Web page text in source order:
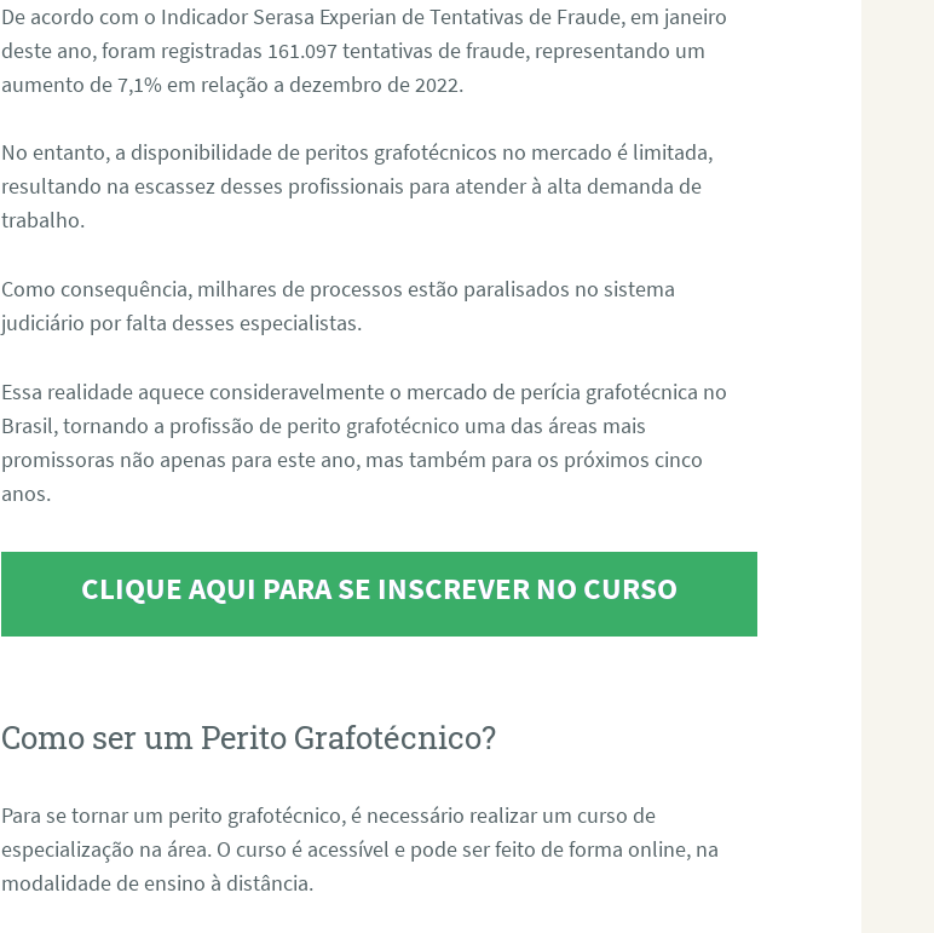
De acordo com o Indicador Serasa Experian de Tentativas de Fraude, em janeiro
deste ano, foram registradas 161.097 tentativas de fraude, representando um
aumento de 7,1% em relação a dezembro de 2022.
No entanto, a disponibilidade de peritos grafotécnicos no mercado é limitada,
resultando na escassez desses profissionais para atender à alta demanda de
trabalho.
Como consequência, milhares de processos estão paralisados no sistema
judiciário por falta desses especialistas.
Essa realidade aquece consideravelmente o mercado de perícia grafotécnica no
Brasil, tornando a profissão de perito grafotécnico uma das áreas mais
promissoras não apenas para este ano, mas também para os próximos cinco
anos.
CLIQUE AQUI PARA SE INSCREVER NO CURSO
Como ser um Perito Grafotécnico?
Para se tornar um perito grafotécnico, é necessário realizar um curso de
especialização na área. O curso é acessível e pode ser feito de forma online, na
modalidade de ensino à distância.